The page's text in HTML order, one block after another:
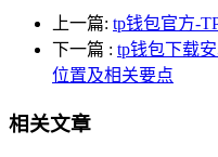
上一篇: tp钱包官方-
下一篇 : tp钱包下载
位置及相关要点
相关文章